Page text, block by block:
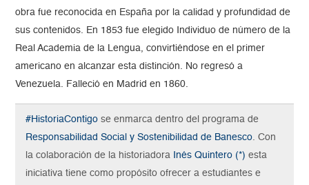
obra fue reconocida en España por la calidad y profundidad de
sus contenidos. En 1853 fue elegido Individuo de número de la
Real Academia de la Lengua, convirtiéndose en el primer
americano en alcanzar esta distinción. No regresó a
Venezuela. Falleció en Madrid en 1860.
#HistoriaContigo se enmarca dentro del programa de
Responsabilidad Social y Sostenibilidad de Banesco. Con
la colaboración de la historiadora
Inés Quintero (*) esta
iniciativa tiene como propósito ofrecer a estudiantes e